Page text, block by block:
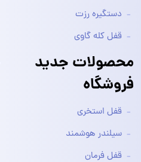
دستگیره رزت
قفل کله گاوی
محصولات جدید
فروشگاه
قفل استخری
سیلندر هوشمند
قفل فرمان